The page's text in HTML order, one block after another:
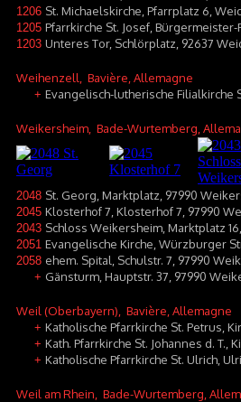
1206 St. Michaelskirche, Pfarrplatz 6,
1205 Pfarrkirche St. Josef,
1203 Unteres Tor, Schlörplatz, 92637
Weihenzell , Bavière, Allemagne
+ Evangelisch-lutherische Filialkirche
Weikersheim , Bade-Wurtemberg,
2048 St. Georg, Marktplatz, 97990
2045 Klosterhof 7, Klosterhof 7, 97990
2043 Schloss Weikersheim, Marktplatz
2051 Evangelische Kirche, Würzburger
2058 ehem. Spital, Schulstr. 7, 97990
+ Gänsturm, Hauptstr. 37, 97990
Weil (Oberbayern) , Bavière, Allemagne
+ Katholische Pfarrkirche St. Petrus,
+ Kath. Pfarrkirche St. Johannes d.
+ Katholische Pfarrkirche St. Ulrich,
Weil am Rhein , Bade-Wurtemberg,